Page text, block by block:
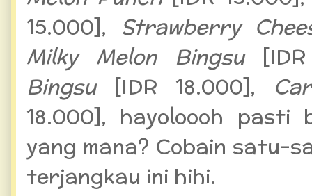
15.000], Strawberry
Milky Melon Bingsu[IDR
Bingsu[IDR 18.000],
18.000], hayoloooh pasti
yang mana? Cobain satu-
terjangkau ini hihi.